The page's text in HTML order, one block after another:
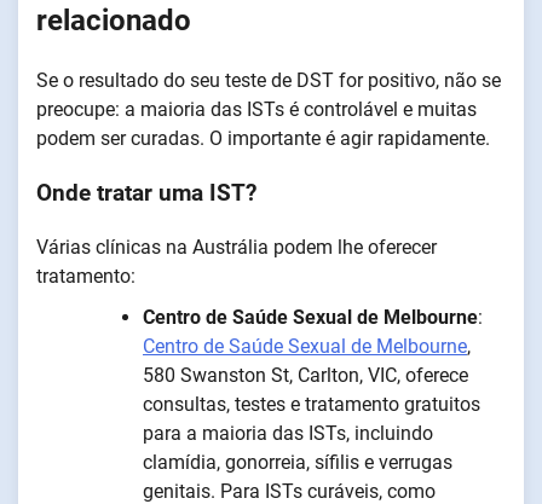
relacionado
Se o resultado do seu teste de DST for positivo, não se
preocupe: a maioria das ISTs é controlável e muitas
podem ser curadas. O importante é agir rapidamente.
Onde tratar uma IST?
Várias clínicas na Austrália podem lhe oferecer
tratamento:
Centro de Saúde Sexual de Melbourne:
Centro de Saúde Sexual de Melbourne,
580 Swanston St, Carlton, VIC, oferece
consultas, testes e tratamento gratuitos
para a maioria das ISTs, incluindo
clamídia, gonorreia, sífilis e verrugas
genitais. Para ISTs curáveis, como